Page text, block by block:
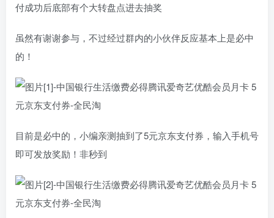
付成功后底部有个大转盘点进去抽奖
虽然有谢谢参与，不过经过群内的小伙伴反应基本上是必中
的！
目前是必中的，小编亲测抽到了5元京东支付券，输入手机号
即可发放奖励！非秒到